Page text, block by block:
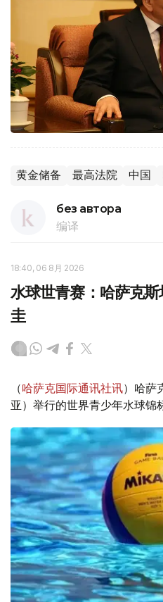
黄金储备 最高法院 中国
без автора
编译
18:40, 06 8月 2026
水球世青赛：哈萨克
圭
（哈萨克国际通讯社讯）哈萨
亚）举行的世界青少年水球锦